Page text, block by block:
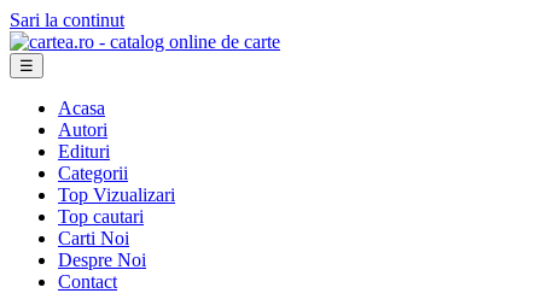
Sari la continut
☰
Acasa
Autori
Edituri
Categorii
Top Vizualizari
Top cautari
Carti Noi
Despre Noi
Contact